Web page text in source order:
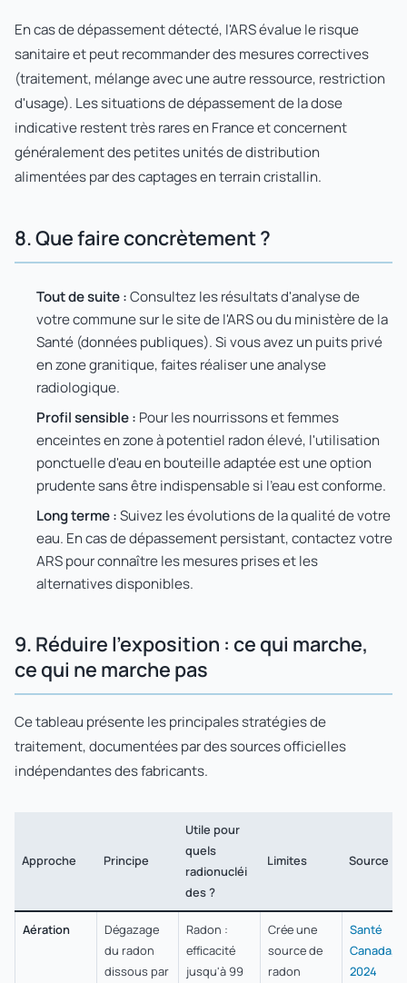
En cas de dépassement détecté, l'ARS évalue le risque
sanitaire et peut recommander des mesures correctives
(traitement, mélange avec une autre ressource, restriction
d'usage). Les situations de dépassement de la dose
indicative restent très rares en France et concernent
généralement des petites unités de distribution
alimentées par des captages en terrain cristallin.
8. Que faire concrètement ?
Tout de suite :Consultez les résultats d'analyse de
votre commune sur le site de l'ARS ou du ministère de la
Santé (données publiques). Si vous avez un puits privé
en zone granitique, faites réaliser une analyse
radiologique.
Profil sensible : Pour les nourrissons et femmes
enceintes en zone à potentiel radon élevé, l'utilisation
ponctuelle d'eau en bouteille adaptée est une option
prudente sans être indispensable si l'eau est conforme.
Long terme :Suivez les évolutions de la qualité de votre
eau. En cas de dépassement persistant, contactez votre
ARS pour connaître les mesures prises et les
alternatives disponibles.
9. Réduire l'exposition : ce qui marche,
ce qui ne marche pas
Ce tableau présente les principales stratégies de
traitement, documentées par des sources officielles
indépendantes des fabricants.
Approche Principe
Utile pour
quels
radionucléi
des ?
Limites Source
Aération
Dégazage
du radon
dissous par
Radon :
efficacité
jusqu'à 99
Crée une
source de
radon
Santé
Canada,
2024